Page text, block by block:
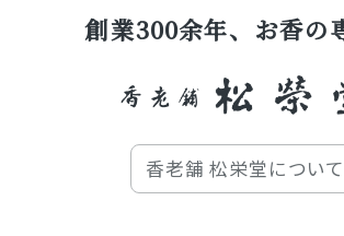
創業300余年、お香の
香老舗 松栄堂について